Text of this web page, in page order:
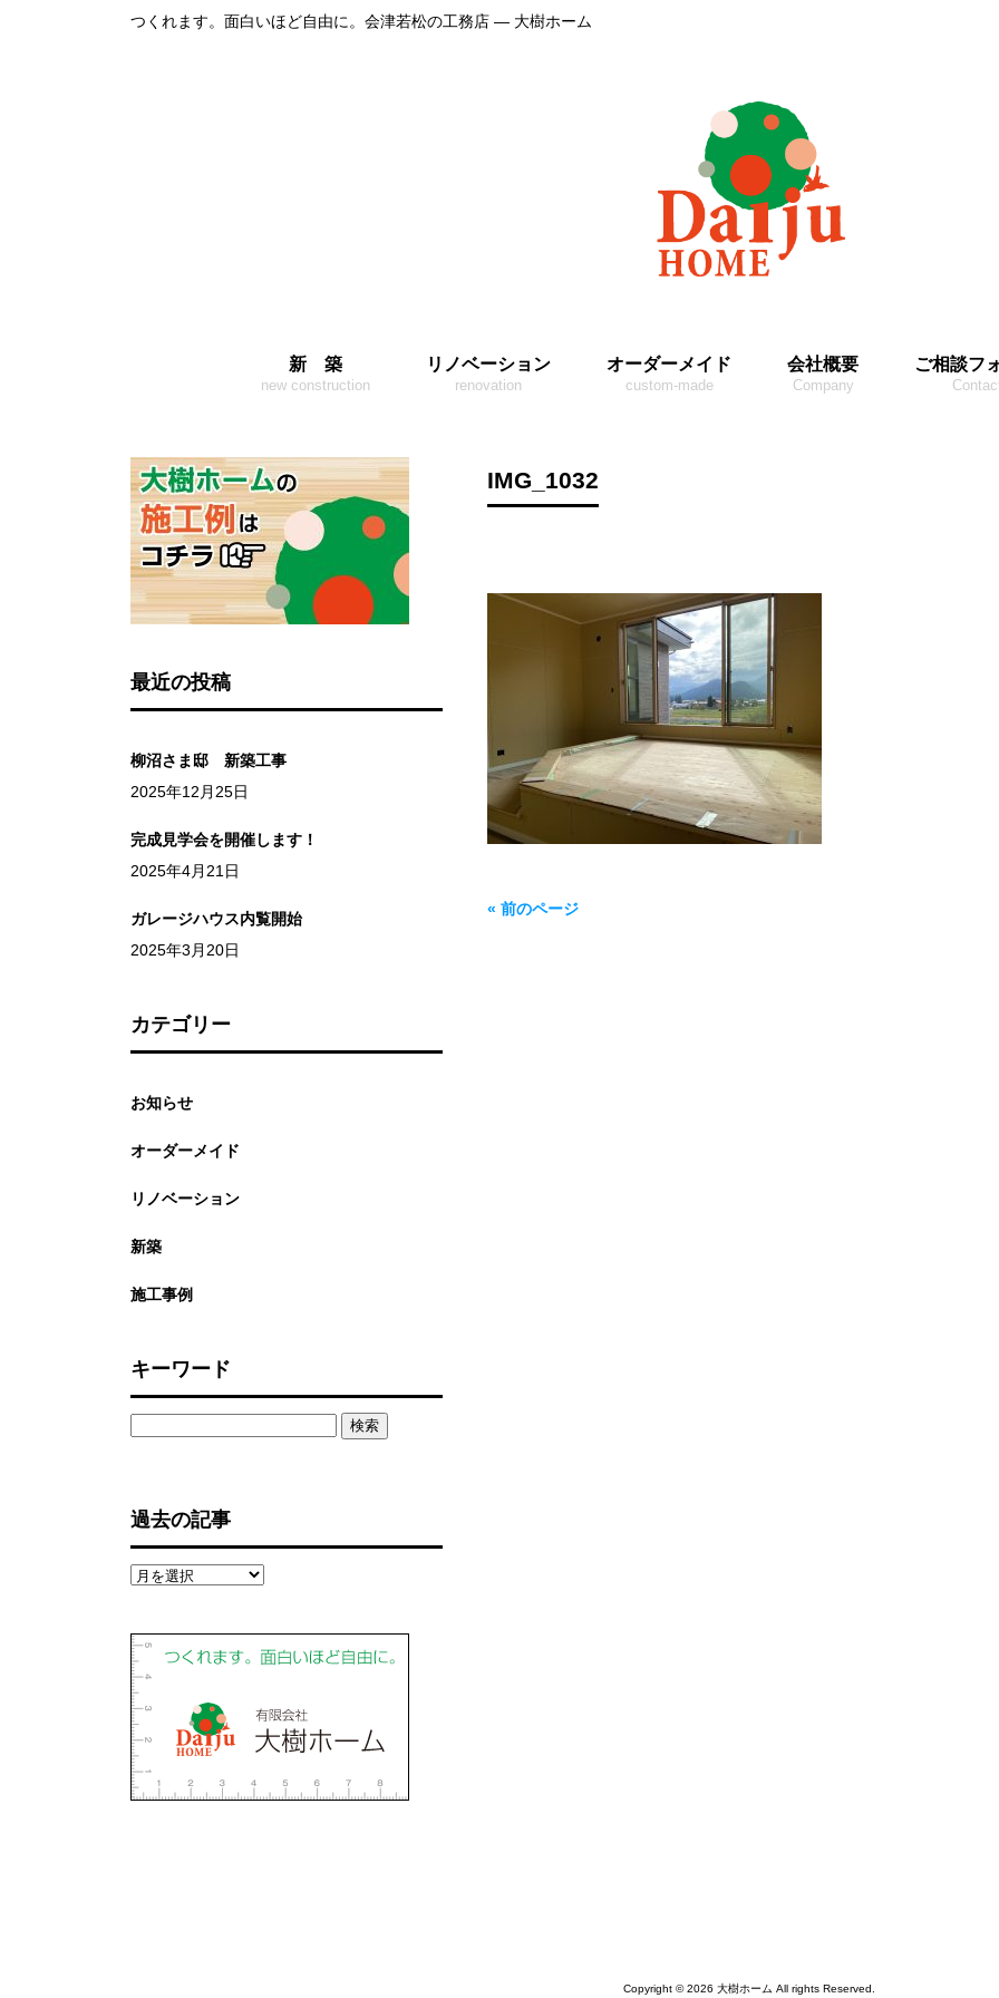
つくれます。面白いほど自由に。会津若松の工務店 ― 大樹ホーム
新 築
new construction
リノベーション
renovation
オーダーメイド
custom-made
会社概要
Company
ご相談フ
IMG_1032
« 前のページ
最近の投稿
柳沼さま邸 新築工事
2025年12月25日
完成見学会を開催します！
2025年4月21日
ガレージハウス内覧開始
2025年3月20日
カテゴリー
お知らせ
オーダーメイド
リノベーション
新築
施工事例
キーワード
過去の記事
過
の
記
事
Copyright © 2026 大樹ホーム All rights Reserved.